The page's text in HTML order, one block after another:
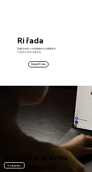
Ri řada
Nabízeno v modelech o délkách
7,0 m, 7,5 m a 8,1 m.
Objevte Ri řadu
Vytvořte si svou
vysněnou loď
Konfigurátor